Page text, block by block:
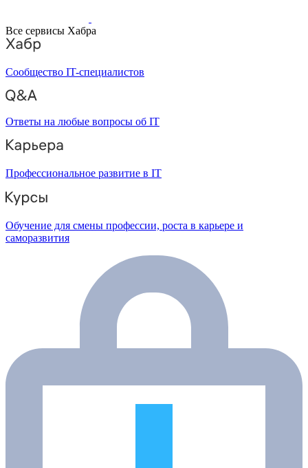
Все сервисы Хабра
Сообщество IT-специалистов
Ответы на любые вопросы об IT
Профессиональное развитие в IT
Обучение для смены профессии, роста в карьере и
саморазвития